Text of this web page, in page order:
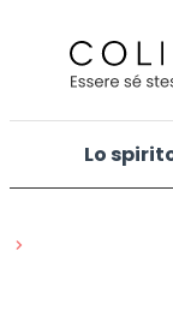
contenuto
Lo